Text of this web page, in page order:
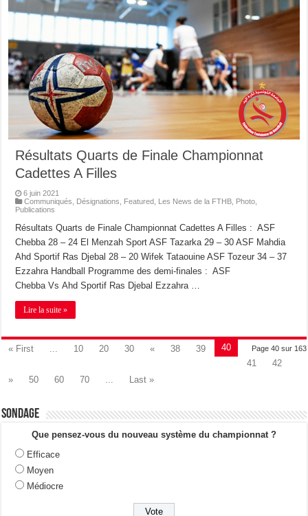
Résultats Quarts de Finale Championnat
Cadettes A Filles
6 juin 2021
Communiqués
Désignations Featured Les News de la FTHB Photo
Publications
Résultats Quarts de Finale Championnat Cadettes A Filles : ASF
Chebba 28 – 24 El Menzah Sport ASF Tazarka 29 – 30 ASF Mahdia
Ahd Sportif Ras Djebal 28 – 20 Wifek Tataouine ASF Tozeur 34 – 37
Ezzahra Handball Programme des demi-finales : ASF
Chebba Vs Ahd Sportif Ras Djebal Ezzahra …
Lire la suite »
Page 40 sur 163
« First 10 20 30 « 38 39
40
41
42
»
50 60 70 Last »
Sondage
Que pensez-vous du nouveau système du championnat ?
Efficace
Moyen
Médiocre